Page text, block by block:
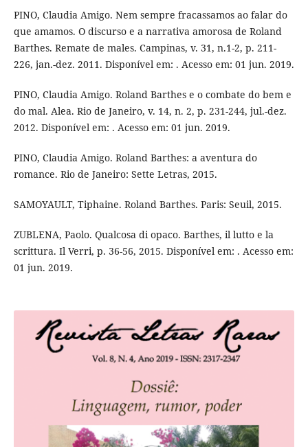
PINO, Claudia Amigo. Nem sempre fracassamos ao falar do
que amamos. O discurso e a narrativa amorosa de Roland
Barthes. Remate de males. Campinas, v. 31, n.1-2, p. 211-
226, jan.-dez. 2011. Disponível em: . Acesso em: 01 jun. 2019.
PINO, Claudia Amigo. Roland Barthes e o combate do bem e
do mal. Alea. Rio de Janeiro, v. 14, n. 2, p. 231-244, jul.-dez.
2012. Disponível em: . Acesso em: 01 jun. 2019.
PINO, Claudia Amigo. Roland Barthes: a aventura do
romance. Rio de Janeiro: Sette Letras, 2015.
SAMOYAULT, Tiphaine. Roland Barthes. Paris: Seuil, 2015.
ZUBLENA, Paolo. Qualcosa di opaco. Barthes, il lutto e la
scrittura. Il Verri, p. 36-56, 2015. Disponível em: . Acesso em:
01 jun. 2019.